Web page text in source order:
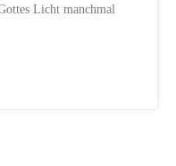
Licht manchmal